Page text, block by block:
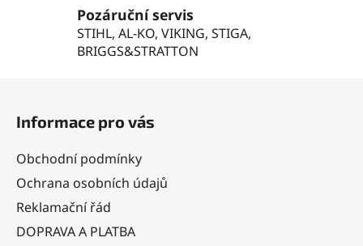
u
Pozáruční servis
STIHL, AL-KO, VIKING, STIGA,
BRIGGS&STRATTON
Informace pro vás
Obchodní podmínky
Ochrana osobních údajů
Reklamační řád
DOPRAVA A PLATBA